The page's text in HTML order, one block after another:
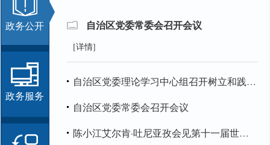
政务公开
政务服务
自治区党委常委会召开会议
[详情]
自治区党委理论学习中心组召开树立和践行正确政绩观学习教育专题调研成果交流会
自治区党委常委会召开会议
陈小江艾尔肯·吐尼亚孜会见第十一届世界华侨华人社团联谊大会代表参访团